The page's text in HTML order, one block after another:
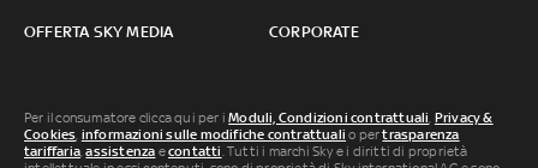
OFFERTA SKY MEDIA CORPORATE
Per il consumatore clicca qui per iModuli, Condizioni contrattuali Privacy &
Cookies informazioni sulle modifiche contrattuali o pertrasparenza
tariffaria ,assistenza econtatti . Tutti i marchi Sky e i diritti di proprietà